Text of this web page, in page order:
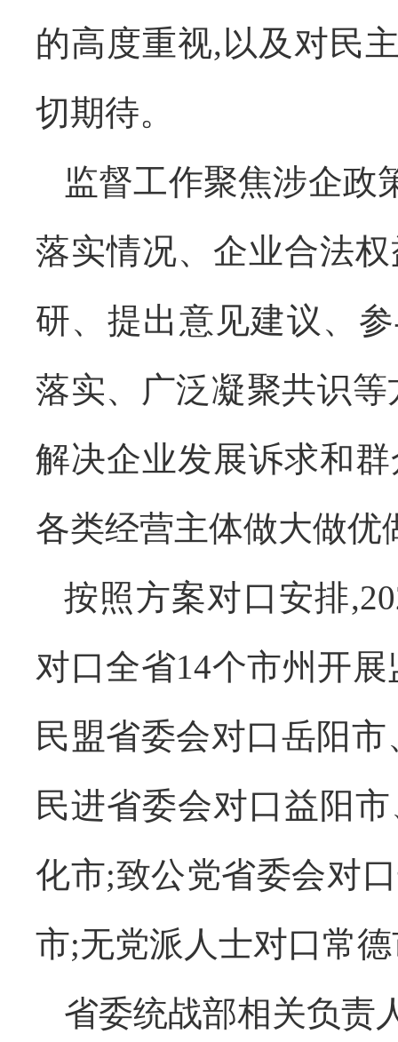
的高度重视,以及对民
切期待。
监督工作聚焦涉企政
落实情况、企业合法
研、提出意见建议、
落实、广泛凝聚共识
解决企业发展诉求和
各类经营主体做大做优
按照方案对口安排
对口全省14个市州开
民盟省委会对口岳阳
民进省委会对口益阳
化市;致公党省委会对
市;无党派人士对口常
省委统战部相关负责